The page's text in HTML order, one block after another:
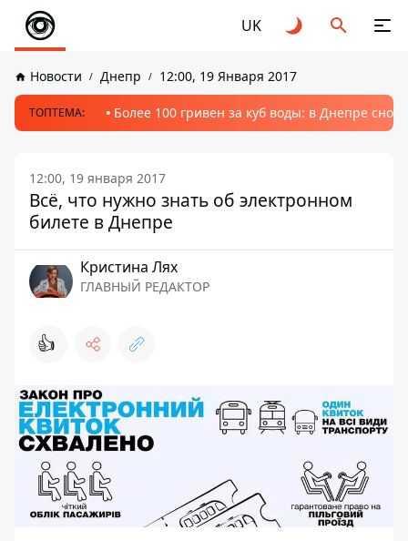
UK
Новости Днепр 12:00, 19 Января 2017
ТОПТЕМА: Более 100 гривен за куб воды: в Днепре
12:00, 19 января 2017
Всё, что нужно знать об электронном
билете в Днепре
Кристина Лях
ГЛАВНЫЙ РЕДАКТОР
👍